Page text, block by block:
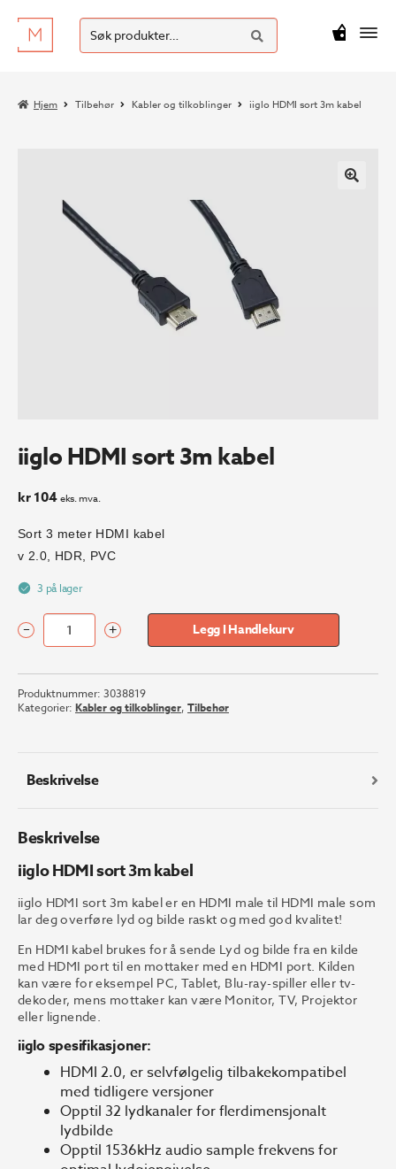
Hopp
til
Hopp
til
Søk
etter:
SØK
kr0
Hjem Tilbehør Kabler og tilkoblinger iiglo HDMI sort 3m kabel
iiglo HDMI sort 3m kabel
kr104 eks. mva.
Sort 3 meter HDMI kabel
v 2.0, HDR, PVC
3 på lager
iiglo
sort
3m
kabel
– + Legg I Handlekurv
Produktnummer: 3038819
Kategorier: Kabler og tilkoblinger, Tilbehør
Beskrivelse
Beskrivelse
iiglo HDMI sort 3m kabel
iiglo HDMI sort 3m kabel er en HDMI male til HDMI male som
lar deg overføre lyd og bilde raskt og med god kvalitet!
En HDMI kabel brukes for å sende Lyd og bilde fra en kilde
med HDMI port til en mottaker med en HDMI port. Kilden
kan være for eksempel PC, Tablet, Blu-ray-spiller eller tv-
dekoder, mens mottaker kan være Monitor, TV, Projektor
eller lignende.
iiglo spesifikasjoner:
HDMI 2.0, er selvfølgelig tilbakekompatibel
med tidligere versjoner
Opptil 32 lydkanaler for flerdimensjonalt
lydbilde
Opptil 1536kHz audio sample frekvens for